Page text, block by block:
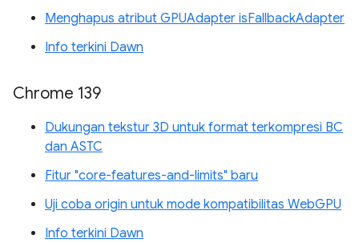
Menghapus atribut GPUAdapter isFallbackAdapter
Info terkini Dawn
Chrome 139
Dukungan tekstur 3D untuk format terkompresi BC
dan ASTC
Fitur "core-features-and-limits" baru
Uji coba origin untuk mode kompatibilitas WebGPU
Info terkini Dawn